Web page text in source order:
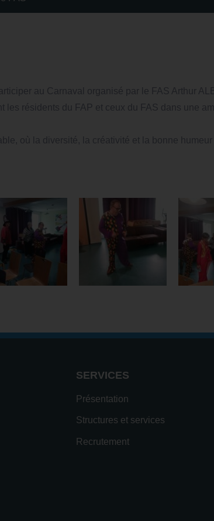
au Carnaval organisé par le FAS Arthur
résidents du FAP et ceux du FAS dans une
où la diversité, la créativité et la bonne humeur
SERVICES
Présentation
Structures et services
Recrutement